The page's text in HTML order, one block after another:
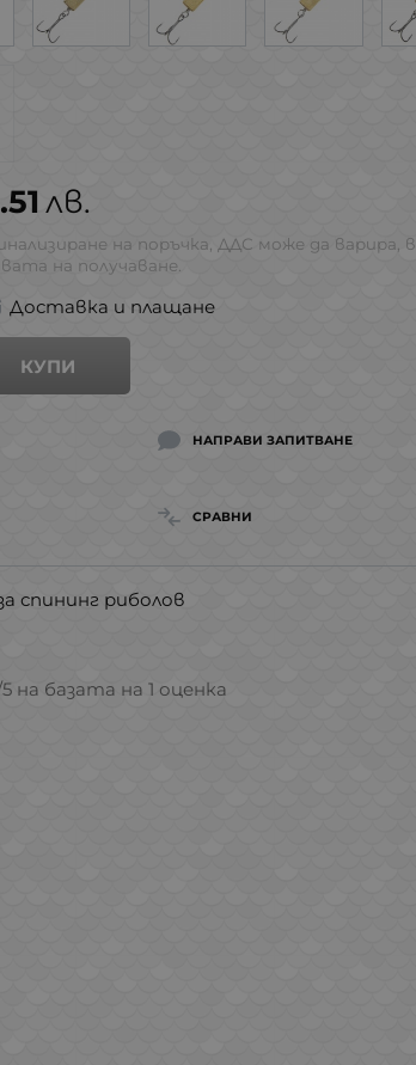
лв.
на поръчка, ДДС може да варира, в
на получаване.
Доставка и плащане
КУПИ
НАПРАВИ ЗАПИТВАНЕ
СРАВНИ
спининг риболов
на базата на 1 оценка